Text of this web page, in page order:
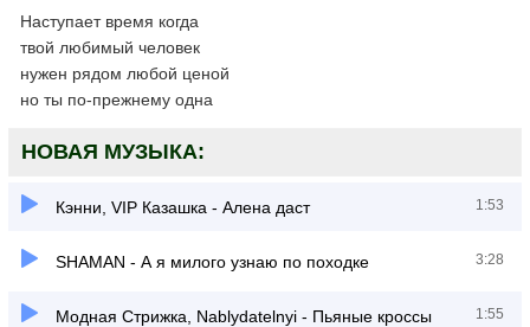
Наступает время когда
твой любимый человек
нужен рядом любой ценой
но ты по-прежнему одна
НОВАЯ МУЗЫКА:
Кэнни, VIP Казашка - Алена даст 1:53
SHAMAN - А я милого узнаю по походке 3:28
Модная Стрижка, Nablydatelnyi - Пьяные кроссы 1:55